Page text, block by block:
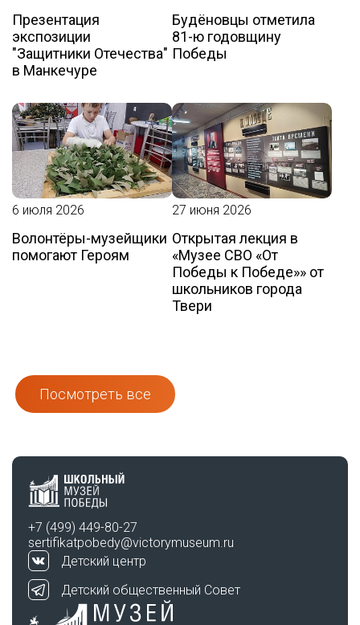
Презентация
экспозиции
"Защитники Отечества"
в Манкечуре
Будёновцы отметила
81-ю годовщину
Победы
6 июля 2026
Волонтёры-музейщики
помогают Героям
27 июня 2026
Открытая лекция в
«Музее СВО «От
Победы к Победе»» от
школьников города
Твери
Посмотреть все
+7 (499) 449-80-27
sertifikatpobedy@victorymuseum.ru
Детский центр
Детский общественный Совет